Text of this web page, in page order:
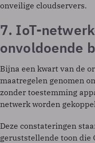
onveilige cloudservers.
7. IoT-
onvoldoende
Bijna een kwart van de
maatregelen genomen
zonder toestemming
netwerk worden
Deze constateringen
geruststellende toon die